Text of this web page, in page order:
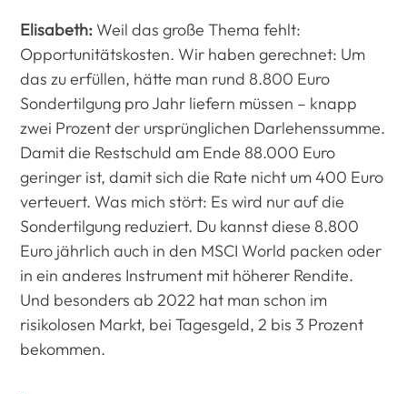
Elisabeth: Weil das große Thema fehlt:
Opportunitätskosten. Wir haben gerechnet: Um
das zu erfüllen, hätte man rund 8.800 Euro
Sondertilgung pro Jahr liefern müssen – knapp
zwei Prozent der ursprünglichen Darlehenssumme.
Damit die Restschuld am Ende 88.000 Euro
geringer ist, damit sich die Rate nicht um 400 Euro
verteuert. Was mich stört: Es wird nur auf die
Sondertilgung reduziert. Du kannst diese 8.800
Euro jährlich auch in den MSCI World packen oder
in ein anderes Instrument mit höherer Rendite.
Und besonders ab 2022 hat man schon im
risikolosen Markt, bei Tagesgeld, 2 bis 3 Prozent
bekommen.